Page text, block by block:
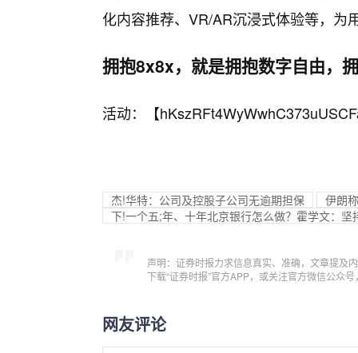
化内容推荐、VR/AR沉浸式体验等，为
拥抱8x8x，就是拥抱数字自由，
活动：【
杰!华特：公司及控股子公司无逾期担保
伊朗
下!一个五;年、十年北京银行怎么做？霍学文：坚
声明：证券时报力求信息真实、准确，文章提及
下载“证券时报”官方APP，或关注官方微信公众
网友评论